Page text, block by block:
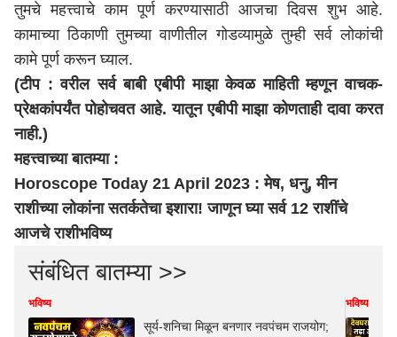
तुमचे महत्त्वाचे काम पूर्ण करण्यासाठी आजचा दिवस शुभ आहे.
कामाच्या ठिकाणी तुमच्या वाणीतील गोडव्यामुळे तुम्ही सर्व लोकांची
कामे पूर्ण करून घ्याल.
(टीप : वरील सर्व बाबी एबीपी माझा केवळ माहिती म्हणून वाचक-
प्रेक्षकांपर्यंत पोहोचवत आहे. यातून एबीपी माझा कोणताही दावा करत
नाही.)
महत्त्वाच्या बातम्या :
Horoscope Today 21 April 2023 : मेष, धनु, मीन
राशीच्या लोकांना सतर्कतेचा इशारा! जाणून घ्या सर्व 12 राशींचे
आजचे राशीभविष्य
संबंधित बातम्या >>
भविष्य
सूर्य-शनिचा मिळून बनणार नवपंचम राजयोग;
भविष्य